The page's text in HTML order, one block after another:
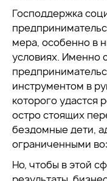
Господдержка
мера, особенно в
условиях. Именно
инструментом в
которого удастся
остро стоящих
бездомные дети,
ограниченными
Но, чтобы в этой